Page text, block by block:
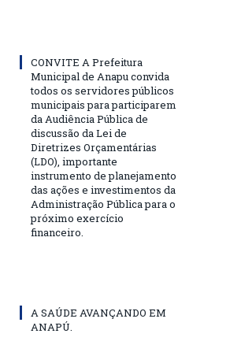
CONVITE A Prefeitura
Municipal de Anapu convida
todos os servidores públicos
municipais para participarem
da Audiência Pública de
discussão da Lei de
Diretrizes Orçamentárias
(LDO), importante
instrumento de planejamento
das ações e investimentos da
Administração Pública para o
próximo exercício
financeiro.
A SAÚDE AVANÇANDO EM
ANAPÚ.